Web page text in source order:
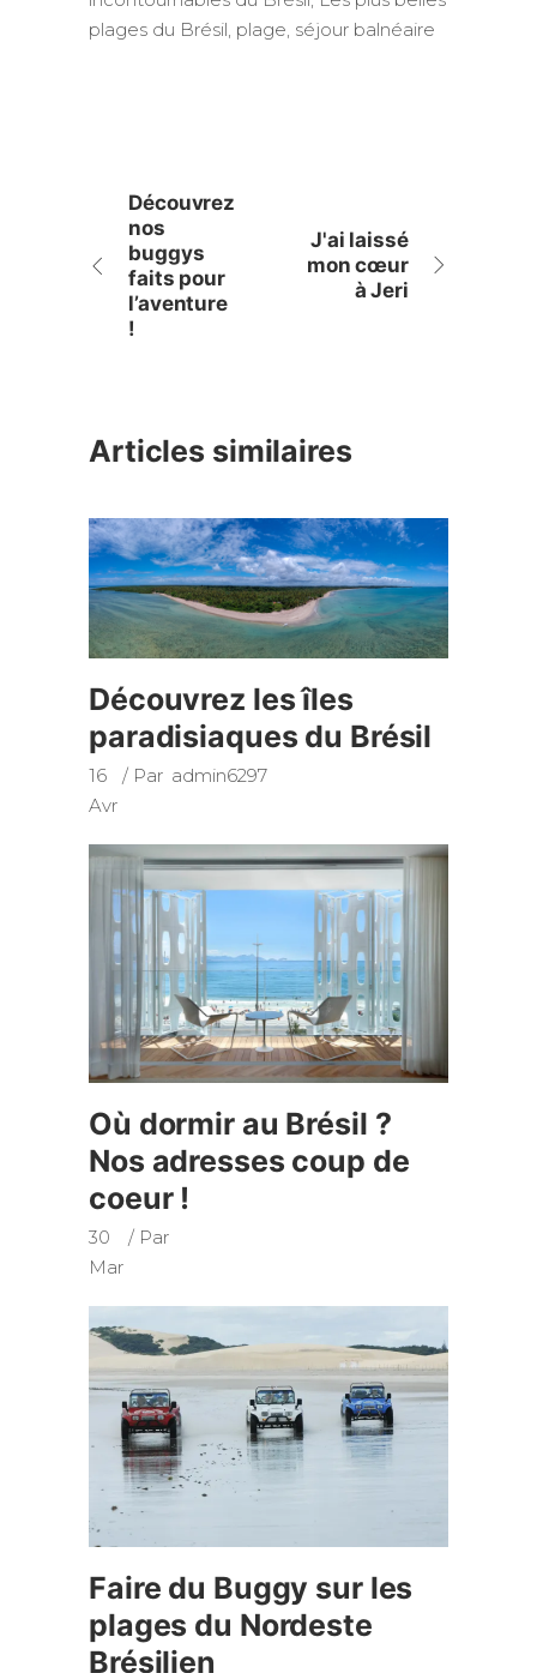
plages du Brésil, plage, séjour balnéaire
Découvrez
nos
buggys
faits pour
l’aventure
!
J'ai laissé
mon cœur
à Jeri
Articles similaires
Découvrez les îles
paradisiaques du Brésil
16
Avr
Par admin6297
Où dormir au Brésil ?
Nos adresses coup de
coeur !
30
Mar
Par
Faire du Buggy sur les
plages du Nordeste
Brésilien